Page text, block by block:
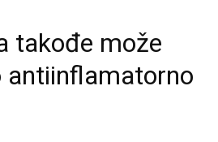
takođe može
antiinflamatorno